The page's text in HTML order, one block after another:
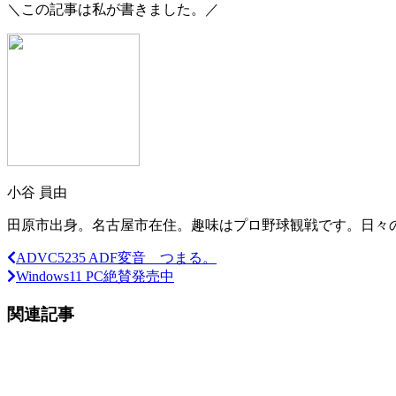
＼この記事は私が書きました。／
小谷 員由
田原市出身。名古屋市在住。趣味はプロ野球観戦です。日々
ADVC5235 ADF変音 つまる。
Windows11 PC絶賛発売中
関連記事